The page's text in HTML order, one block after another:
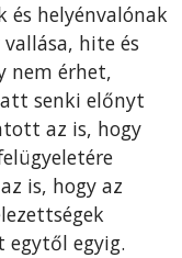
és helyénvalónak
hite és
nem érhet,
senki előnyt
az is, hogy
is, hogy az
egytől egyig.